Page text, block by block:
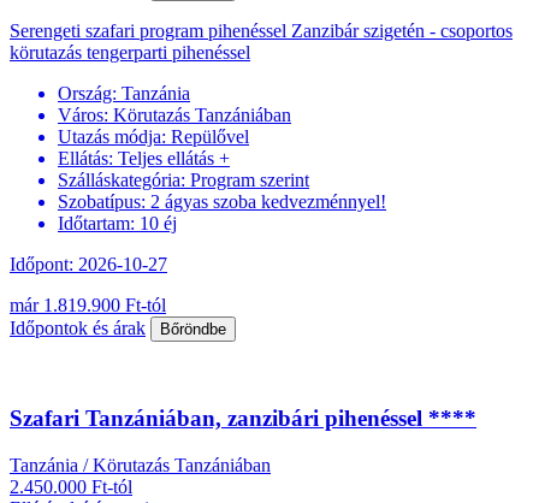
Serengeti szafari program pihenéssel Zanzibár szigetén - csoportos
körutazás tengerparti pihenéssel
Ország: Tanzánia
Város: Körutazás Tanzániában
Utazás módja: Repülővel
Ellátás: Teljes ellátás +
Szálláskategória: Program szerint
Szobatípus: 2 ágyas szoba kedvezménnyel!
Időtartam: 10 éj
Időpont: 2026-10-27
már 1.819.900 Ft-tól
Időpontok és árak
Bőröndbe
Szafari Tanzániában, zanzibári pihenéssel ****
Tanzánia / Körutazás Tanzániában
2.450.000 Ft-tól